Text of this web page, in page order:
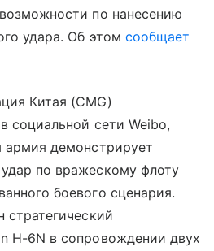
по нанесению
удара. Об этом сообщает
Китая (CMG)
социальной сети Weibo,
армия демонстрирует
по вражескому флоту
боевого сценария.
стратегический
H-6N в сопровождении двух